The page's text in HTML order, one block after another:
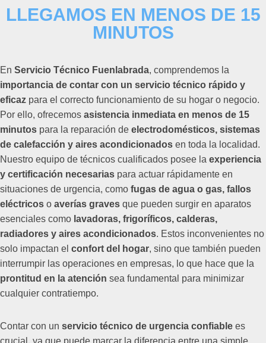
LLEGAMOS EN MENOS DE 15
MINUTOS
En Servicio Técnico Fuenlabrada, comprendemos la
importancia de contar con un servicio técnico rápido y
eficaz para el correcto funcionamiento de su hogar o negocio.
Por ello, ofrecemos asistencia inmediata en menos de 15
minutos para la reparación de electrodomésticos, sistemas
de calefacción y aires acondicionados en toda la localidad.
Nuestro equipo de técnicos cualificados posee la experiencia
y certificación necesarias para actuar rápidamente en
situaciones de urgencia, como fugas de agua o gas, fallos
eléctricos o averías graves que pueden surgir en aparatos
esenciales como lavadoras, frigoríficos, calderas,
radiadores y aires acondicionados. Estos inconvenientes no
solo impactan el confort del hogar, sino que también pueden
interrumpir las operaciones en empresas, lo que hace que la
prontitud en la atención sea fundamental para minimizar
cualquier contratiempo.
Contar con un servicio técnico de urgencia confiable es
crucial, ya que puede marcar la diferencia entre una simple